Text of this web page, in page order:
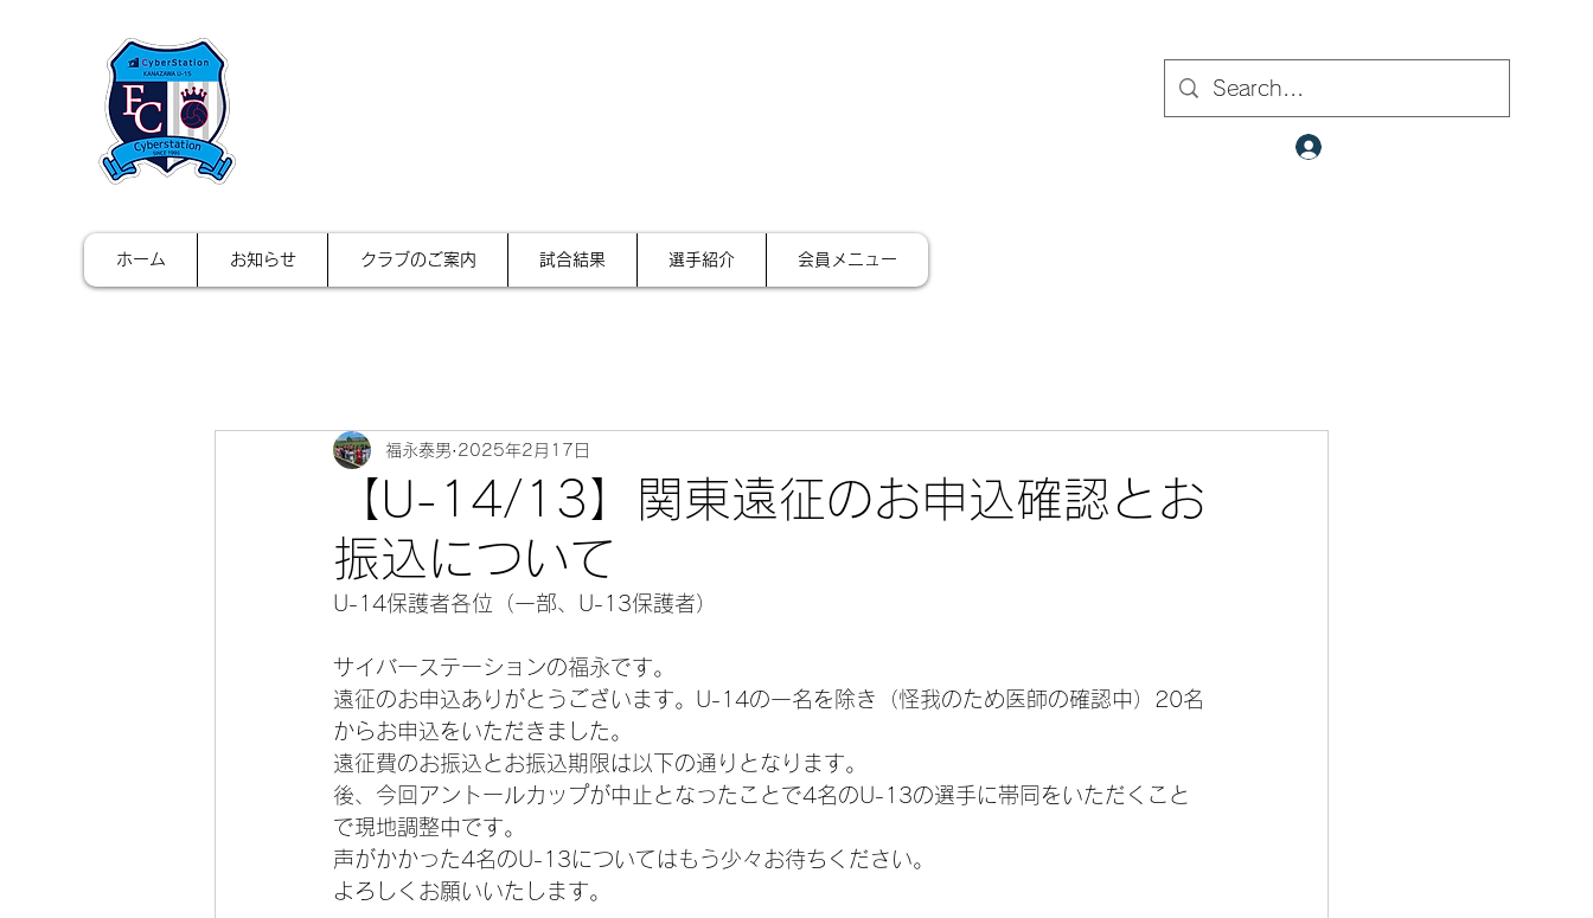
ホーム お知らせ クラブのご案内 試合結果 選手紹介 会員メニュー
【U-14/13】関東遠征のお申込確認とお
振込について
福永泰男 2025年2月17日
U-14保護者各位（一部、U-13保護者）
サイバーステーションの福永です。
遠征のお申込ありがとうございます。U-14の一名を除き（怪我のため医師の確認中）20名
からお申込をいただきました。
遠征費のお振込とお振込期限は以下の通りとなります。
後、今回アントールカップが中止となったことで4名のU-13の選手に帯同をいただくこと
で現地調整中です。
声がかかった4名のU-13についてはもう少々お待ちください。
よろしくお願いいたします。